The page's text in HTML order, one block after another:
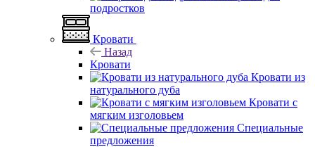
подростков
Кровати
Назад
Кровати
Кровати из
натурального дуба
Кровати с
мягким изголовьем
Специальные
предложения